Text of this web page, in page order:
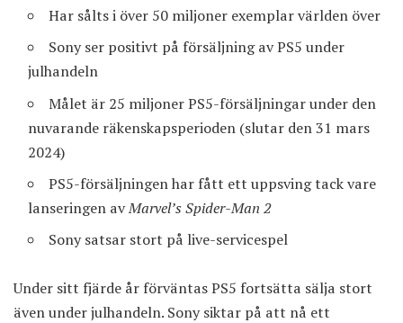
Har sålts i över 50 miljoner exemplar världen över
Sony ser positivt på försäljning av PS5 under
julhandeln
Målet är 25 miljoner PS5-försäljningar under den
nuvarande räkenskapsperioden (slutar den 31 mars
2024)
PS5-försäljningen har fått ett uppsving tack vare
lanseringen avMarvel’s Spider-Man 2
Sony satsar stort på live-servicespel
Under sitt fjärde år förväntas PS5 fortsätta sälja stort
även under julhandeln. Sony siktar på att nå ett